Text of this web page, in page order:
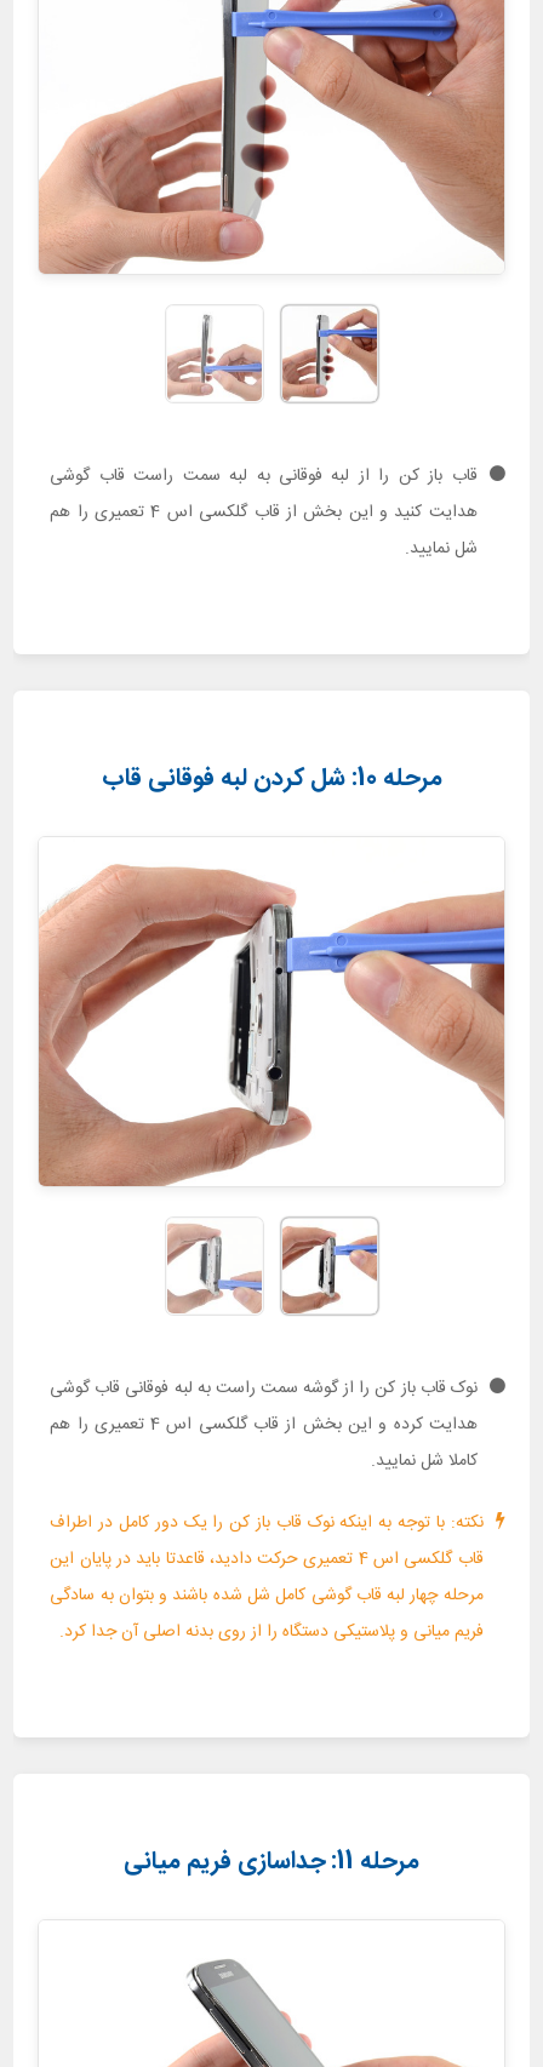
قاب باز کن را از لبه فوقانی به لبه سمت راست قاب گوشی
هدایت کنید و این بخش از قاب گلکسی اس 4 تعمیری را هم
شل نمایید.
مرحله 10: شل کردن لبه فوقانی قاب
نوک قاب باز کن را از گوشه سمت راست به لبه فوقانی قاب گوشی
هدایت کرده و این بخش از قاب گلکسی اس 4 تعمیری را هم
کاملا شل نمایید.
نکته: با توجه به اینکه نوک قاب باز کن را یک دور کامل در اطراف
قاب گلکسی اس 4 تعمیری حرکت دادید، قاعدتا باید در پایان این
مرحله چهار لبه قاب گوشی کامل شل شده باشند و بتوان به سادگی
فریم میانی و پلاستیکی دستگاه را از روی بدنه اصلی آن جدا کرد.
مرحله 11: جداسازی فریم میانی